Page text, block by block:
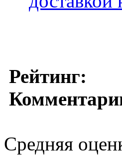
Рейтинг:
Средняя